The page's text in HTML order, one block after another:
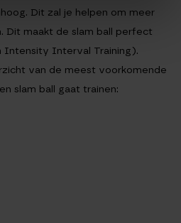
Dit zal je helpen om meer
Dit maakt de slam ball perfect
Intensity Interval Training).
van de meest voorkomende
slam ball gaat trainen: